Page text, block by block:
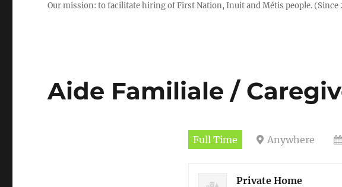
Our mission: to facilitate hiring of First Nation, Inuit and Métis people. (Since
Aide Familiale /
Full Time Anywhere
Private Home